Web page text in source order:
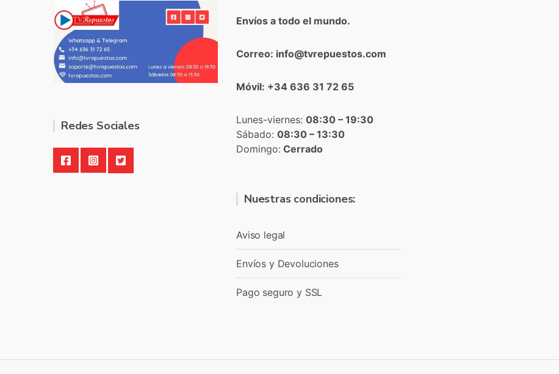
Redes Sociales
Envíos a todo el mundo.
Correo: info@tvrepuestos.com
Móvil: +34 636 31 72 65
Lunes-viernes: 08:30 – 19:30
Sábado: 08:30 – 13:30
Domingo: Cerrado
Nuestras condiciones:
Aviso legal
Envíos y Devoluciones
Pago seguro y SSL